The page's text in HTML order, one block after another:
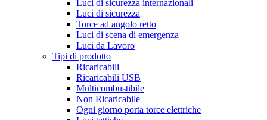
Luci di sicurezza internazionali
Luci di sicurezza
Torce ad angolo retto
Luci di scena di emergenza
Luci da Lavoro
Tipi di prodotto
Ricaricabili
Ricaricabili USB
Multicombustibile
Non Ricaricabile
Ogni giorno porta torce elettriche